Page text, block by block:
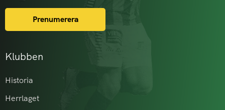
Klubben
Historia
Herrlaget
Prenumerera